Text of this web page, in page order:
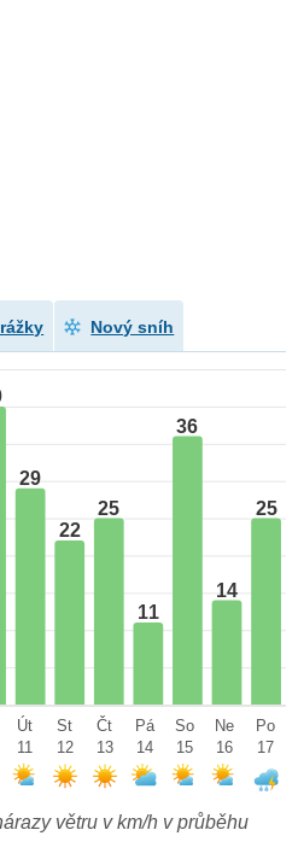
Nový sníh
29
22
25
11
36
14
25
Út
11
St
12
Čt
13
Pá
14
So
15
Ne
16
Po
17
větru v km/h v průběhu